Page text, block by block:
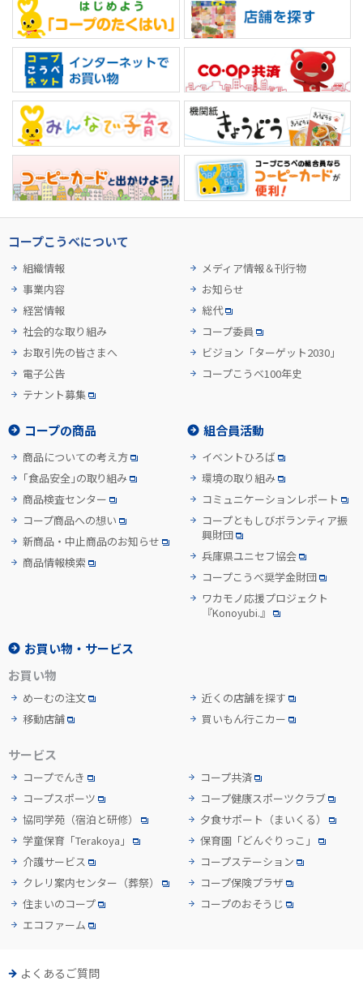
コープこうべについて
組織情報
事業内容
経営情報
社会的な取り組み
お取引先の皆さまへ
電子公告
テナント募集
メディア情報＆刊行物
お知らせ
総代
コープ委員
ビジョン「ターゲット2030」
コープこうべ100年史
コープの商品
商品についての考え方
「食品安全」の取り組み
商品検査センター
コープ商品への想い
新商品・中止商品のお知らせ
商品情報検索
組合員活動
イベントひろば
環境の取り組み
コミュニケーションレポート
コープともしびボランティア振
興財団
兵庫県ユニセフ協会
コープこうべ奨学金財団
ワカモノ応援プロジェクト
『Konoyubi.』
お買い物・サービス
お買い物
めーむの注文
移動店舗
近くの店舗を探す
買いもん行こカー
サービス
コープでんき
コープ共済
コープスポーツ
コープ健康スポーツクラブ
協同学苑 （宿泊と研修） 夕食サポート （まいくる）
学童保育「Terakoya」
保育園「どんぐりっこ」
介護サービス
コープステーション
クレリ案内センター （葬祭）
コープ保険プラザ
住まいのコープ
コープのおそうじ
エコファーム
よくあるご質問